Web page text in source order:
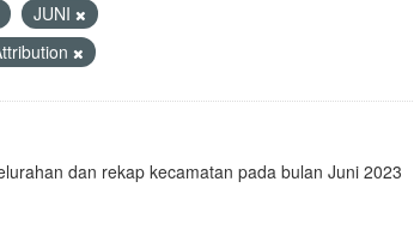
JUNI
dan rekap kecamatan pada bulan Juni 2023